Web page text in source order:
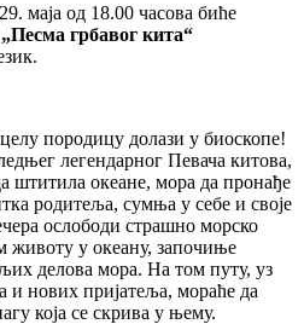
маја од 18.00 часова биће
„Песма грбавог кита“
породицу долази у биоскопе!
легендарног Певача китова,
штитила океане, мора да пронађе
родитеља, сумња у себе и своје
ослободи страшно морско
животу у океану, започиње
делова мора. На том путу, уз
и нових пријатеља, мораће да
која се скрива у њему.